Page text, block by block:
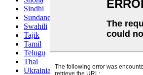
Sindhi
Sundanese
Swahili
Tajik
Tamil
Telugu
Thai
Ukrainian